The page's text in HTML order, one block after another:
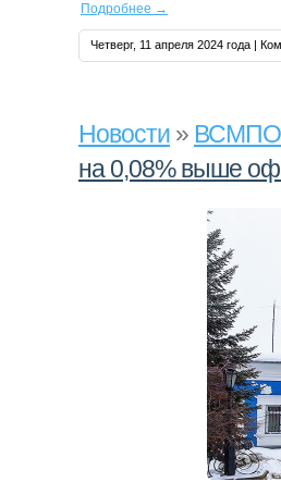
Подробнее →
Четверг, 11 апреля 2024 года |
Новости » ВСМПО
на 0,08% выше